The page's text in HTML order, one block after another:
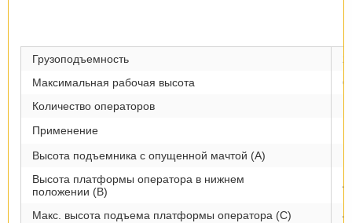
Грузоподъемность
Максимальная рабочая высота
Количество операторов
Применение
Высота подъемника с опущенной мачтой (А)
Высота платформы оператора в нижнем
положении (В)
Макс. высота подъема платформы оператора (С)